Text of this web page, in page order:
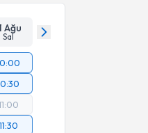
Ağu
Sal
11:30